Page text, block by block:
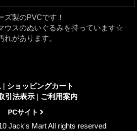
ズ製のPVCです！
ウスのぬいぐるみを持っています☆
があります。
| ショッピングカート
引法表示 | ご利用案内
PCサイト
Jack's Mart All rights reserved